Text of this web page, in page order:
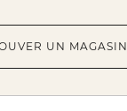
UN MAGASIN